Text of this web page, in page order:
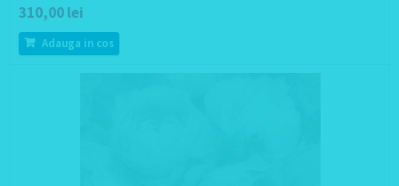
310,00 lei
Adauga in cos